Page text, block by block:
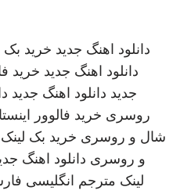
دانلود اهنگ جدید خرید بک
دانلود اهنگ جدید خرید
جدید دانلود اهنگ جدید
روسری خرید فالوور
شال و روسری خرید بک لینک
و روسری دانلود اهنگ
لینک مترجم انگلیسی